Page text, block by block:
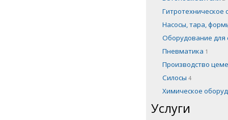
Насосы, тара,
Оборудование для
Пневматика 1
Производство
Силосы 4
Химическое
Услуги